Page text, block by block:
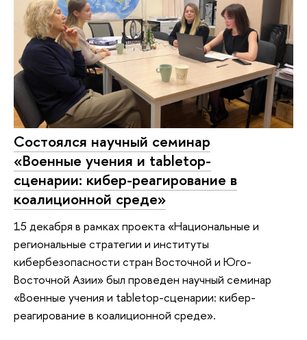
Состоялся научный семинар
«Военные учения и tabletop-
сценарии: кибер-реагирование в
коалиционной среде»
15 декабря в рамках проекта «Национальные и
региональные стратегии и институты
кибербезопасности стран Восточной и Юго-
Восточной Азии» был проведен научный семинар
«Военные учения и tabletop-сценарии: кибер-
реагирование в коалиционной среде».